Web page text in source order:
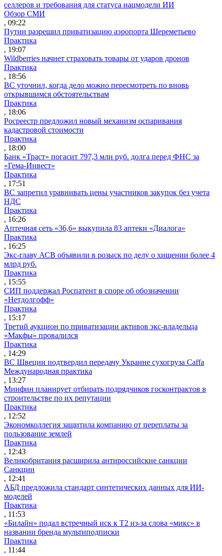
селлеров и требования для статуса нацмодели ИИ
Обзор СМИ
, 09:22
Путин разрешил приватизацию аэропорта Шереметьево
Практика
, 19:07
Wildberries начнет страховать товары от ударов дронов
Практика
, 18:56
ВС уточнил, когда дело можно пересмотреть по вновь
открывшимся обстоятельствам
Практика
, 18:06
Росреестр предложил новый механизм оспаривания
кадастровой стоимости
Практика
, 18:00
Банк «Траст» погасит 797,3 млн руб. долга перед ФНС за
«Гема-Инвест»
Практика
, 17:51
ВС запретил уравнивать цены участников закупок без учета
НДС
Практика
, 16:26
Аптечная сеть «36,6» выкупила 83 аптеки «Диалога»
Практика
, 16:25
Экс-главу АСВ объявили в розыск по делу о хищении более 4
млрд руб.
Практика
, 15:55
СИП поддержал Роспатент в споре об обозначении
«Нетдолгофф»
Практика
, 15:17
Третий аукцион по приватизации активов экс-владельца
«Макфы» провалился
Практика
, 14:29
ВС Швеции подтвердил передачу Украине сухогруза Caffa
Международная практика
, 13:27
Минфин планирует отбирать подрядчиков госконтрактов в
строительстве по их репутации
Практика
, 12:52
Экономколлегия защитила компанию от переплаты за
пользование землей
Практика
, 12:43
Великобритания расширила антироссийские санкции
Санкции
, 12:41
АБД предложила стандарт синтетических данных для ИИ-
моделей
Практика
, 11:53
«Билайн» подал встречный иск к Т2 из-за слова «микс» в
названии бренда мультиподписки
Практика
, 11:44